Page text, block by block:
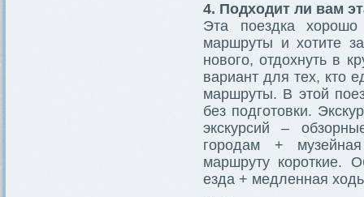
4. Подходит ли вам
Эта поездка
маршруты и хотите
нового, отдохнуть в
вариант для тех, кто
маршруты. В этой
без подготовки.
экскурсий –
городам +
маршруту короткие.
езда + медленная